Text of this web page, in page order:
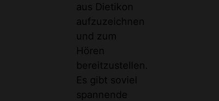
aus Dietikon
aufzuzeichnen
und zum
Hören
bereitzustellen.
Es gibt soviel
spannende